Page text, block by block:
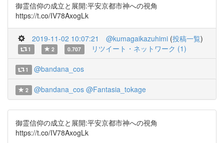
御霊信仰の成立と展開:平安京都市神への視角
https://t.co/IV78AxogLk
2019-11-02 10:07:21 @kumagaikazuhimi (投稿一覧)
1 2 0.707 リツイート・ネットワーク (1)
1 @bandana_cos
2 @bandana_cos @Fantasia_tokage
御霊信仰の成立と展開:平安京都市神への視角
https://t.co/IV78AxogLk